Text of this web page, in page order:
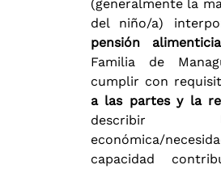
(generalmente la
del niño/a)
pensión alimenticia
Familia de
cumplir con
a las partes y la
describir
económica/
capacidad